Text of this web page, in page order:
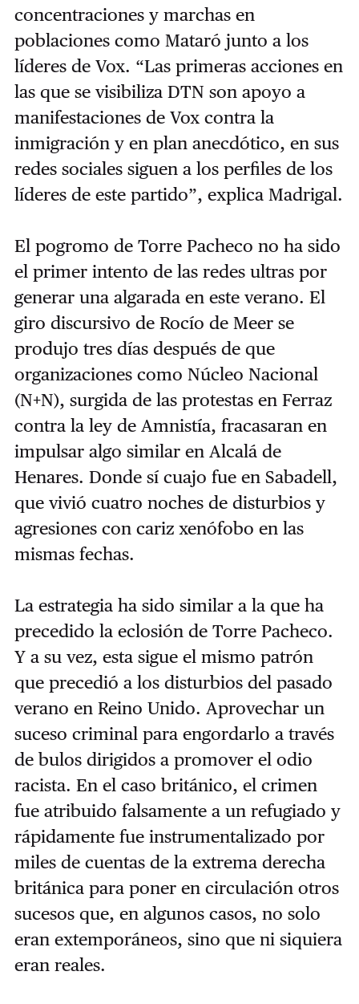
concentraciones y marchas en
poblaciones como Mataró junto a los
líderes de Vox. “Las primeras acciones en
las que se visibiliza DTN son apoyo a
manifestaciones de Vox contra la
inmigración y en plan anecdótico, en sus
redes sociales siguen a los perfiles de los
líderes de este partido”, explica Madrigal.
El pogromo de Torre Pacheco no ha sido
el primer intento de las redes ultras por
generar una algarada en este verano. El
giro discursivo de Rocío de Meer se
produjo tres días después de que
organizaciones como Núcleo Nacional
(N+N), surgida de las protestas en Ferraz
contra la ley de Amnistía, fracasaran en
impulsar algo similar en Alcalá de
Henares. Donde sí cuajo fue en Sabadell,
que vivió cuatro noches de disturbios y
agresiones con cariz xenófobo en las
mismas fechas.
La estrategia ha sido similar a la que ha
precedido la eclosión de Torre Pacheco.
Y a su vez, esta sigue el mismo patrón
que precedió a los disturbios del pasado
verano en Reino Unido. Aprovechar un
suceso criminal para engordarlo a través
de bulos dirigidos a promover el odio
racista. En el caso británico, el crimen
fue atribuido falsamente a un refugiado y
rápidamente fue instrumentalizado por
miles de cuentas de la extrema derecha
británica para poner en circulación otros
sucesos que, en algunos casos, no solo
eran extemporáneos, sino que ni siquiera
eran reales.